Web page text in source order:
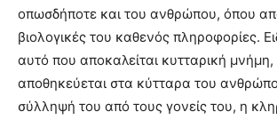
οπωσδήποτε και του ανθρώπου, όπου
βιολογικές του καθενός πληροφορίες.
αυτό που αποκαλείται κυτταρική
αποθηκεύεται στα κύτταρα του
σύλληψή του από τους γονείς του, η